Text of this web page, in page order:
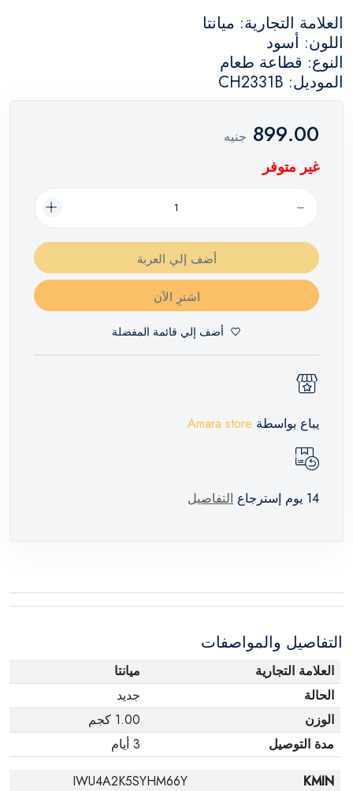
العلامة التجارية: ميانتا
اللون: أسود
النوع: قطاعة طعام
الموديل: CH2331B
899.00 جنيه
غير متوفر
أضف إلي العربة
اشترِ الآن
أضف إلي قائمة المفضلة
يباع بواسطة Amara store
14 يوم إسترجاع التفاصيل
التفاصيل والمواصفات
العلامة التجارية
ميانتا
الحالة
جديد
الوزن
1.00 كجم
مدة التوصيل
3 أيام
KMIN
IWU4A2K5SYHM66Y